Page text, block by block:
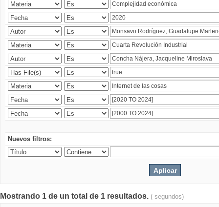
Nuevos filtros:
Mostrando 1 de un total de 1 resultados. ( segundos)